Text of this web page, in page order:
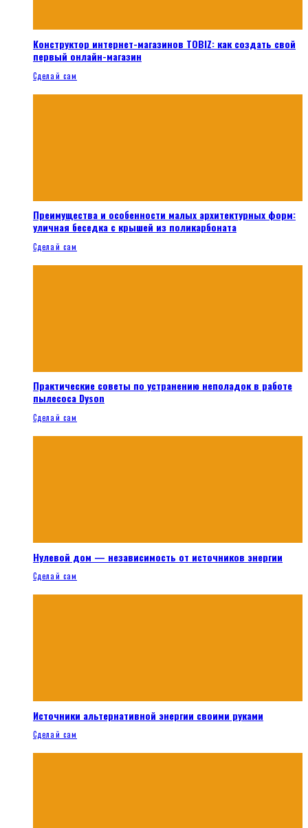
Конструктор интернет-магазинов TOBIZ: как создать свой
первый онлайн-магазин
Сделай сам
Преимущества и особенности малых архитектурных форм:
уличная беседка с крышей из поликарбоната
Сделай сам
Практические советы по устранению неполадок в работе
пылесоса Dyson
Сделай сам
Нулевой дом — независимость от источников энергии
Сделай сам
Источники альтернативной энергии своими руками
Сделай сам